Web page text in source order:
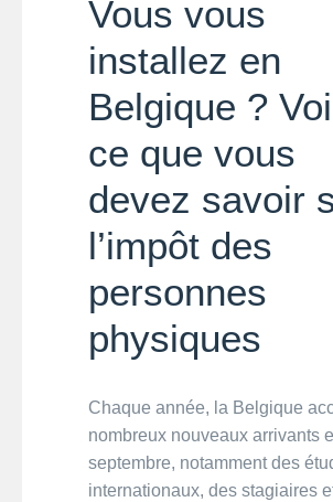
Vous vous
installez en
Belgique ?
ce que vous
devez savoir
l’impôt des
personnes
physiques
Chaque année, la Belgique
nombreux nouveaux arrivants
septembre, notamment des
internationaux, des stagiaires